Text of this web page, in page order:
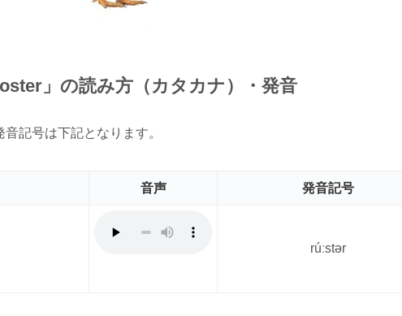
」の読み方（カタカナ）・発音
記号は下記となります。
音声 発音記号
rúːstər